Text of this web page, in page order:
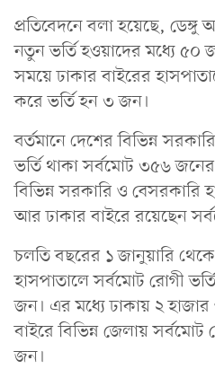
প্রতিবেদনে বলা হয়েছে, ডেঙ্গু
নতুন ভর্তি হওয়াদের মধ্যে ৫০
সময়ে ঢাকার বাইরের
করে ভর্তি হন ৩ জন।
বর্তমানে দেশের বিভিন্ন
ভর্তি থাকা সর্বমোট ৩৫৬
বিভিন্ন সরকারি ও বেসরকারি
আর ঢাকার বাইরে রয়েছেন
চলতি বছরের ১ জানুয়ারি
হাসপাতালে সর্বমোট রোগী
জন। এর মধ্যে ঢাকায় ২
বাইরে বিভিন্ন জেলায়
জন।